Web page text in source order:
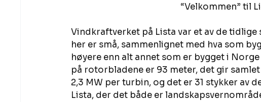
“Velkommen” til
Vindkraftverket på Lista var et av de
her er små, sammenlignet med hva som
høyere enn alt annet som er bygget i
på rotorbladene er 93 meter, det gir
2,3 MW per turbin, og det er 31 stykker av
Lista, der det både er